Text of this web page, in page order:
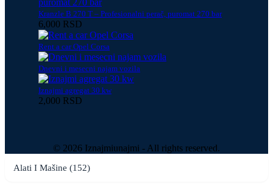
Kranzle B 270 T – Profesionalni perač, puromat 270 bar
6,000 RSD
Rent a car Opel Corsa
Dnevni i mesecni najam vozila
Iznajmi agregat 30 kw
2,000 RSD
© 2026 Iznajmiunajmi - All rights reserved.
Alati I Mašine (152)